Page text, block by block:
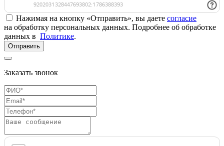
Нажимая на кнопку «Отправить», вы даете согласие
на обработку персональных данных. Подробнее об обработке
данных в Политике.
Отправить
Заказать звонок